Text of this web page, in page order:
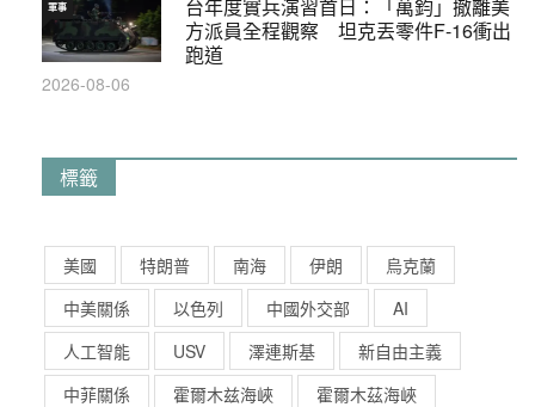
台年度實兵演習首日：「萬鈞」撤離美
方派員全程觀察 坦克丟零件F-16衝出
跑道
軍事
2026-08-06
標籤
美國 特朗普 南海 伊朗
烏克蘭
中美關係
以色列 中國外交部
AI
人工智能
USV 澤連斯基
新自由主義
中菲關係
霍爾木兹海峽
霍爾木茲海峽